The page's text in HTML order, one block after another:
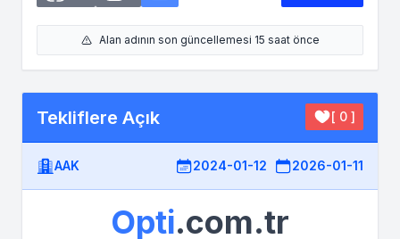
Alan adının son güncellemesi 15 saat önce
Tekliflere Açık [ 0 ]
AAK 2024-01-12 2026-01-11
Opti.com.tr